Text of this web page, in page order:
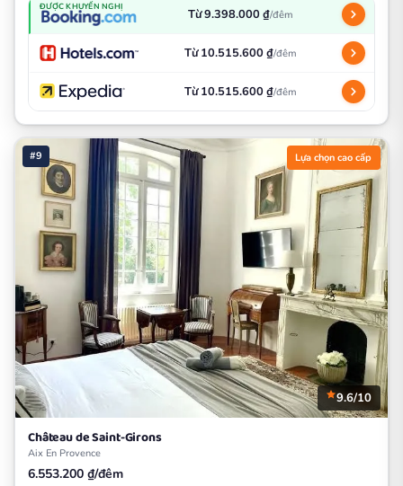
ĐƯỢC KHUYẾN NGHỊ Từ 9.398.000 ₫/đêm
Từ 10.515.600 ₫/đêm
Từ 10.515.600 ₫/đêm
#9 Lựa chọn cao cấp
9.6/10
Château de Saint-Girons
Aix En Provence
6.553.200 ₫/đêm